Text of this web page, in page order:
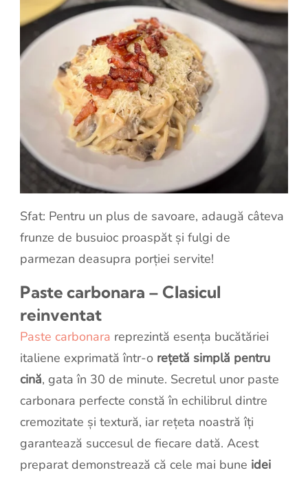
Sfat: Pentru un plus de savoare, adaugă câteva
frunze de busuioc proaspăt și fulgi de
parmezan deasupra porției servite!
Paste carbonara – Clasicul
reinventat
Paste carbonara reprezintă esența bucătăriei
italiene exprimată într-o rețetă simplă pentru
cină, gata în 30 de minute. Secretul unor paste
carbonara perfecte constă în echilibrul dintre
cremozitate și textură, iar rețeta noastră îți
garantează succesul de fiecare dată. Acest
preparat demonstrează că cele mai bune idei